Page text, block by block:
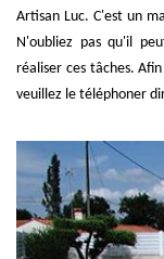
Artisan Luc. C'est un
N'oubliez pas qu'il
réaliser ces tâches.
veuillez le téléphoner